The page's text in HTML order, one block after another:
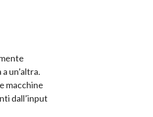
un’altra.
macchine
dall’input